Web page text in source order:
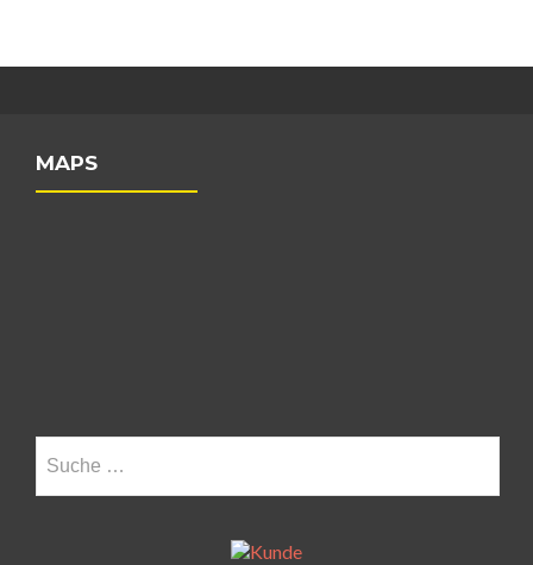
MAPS